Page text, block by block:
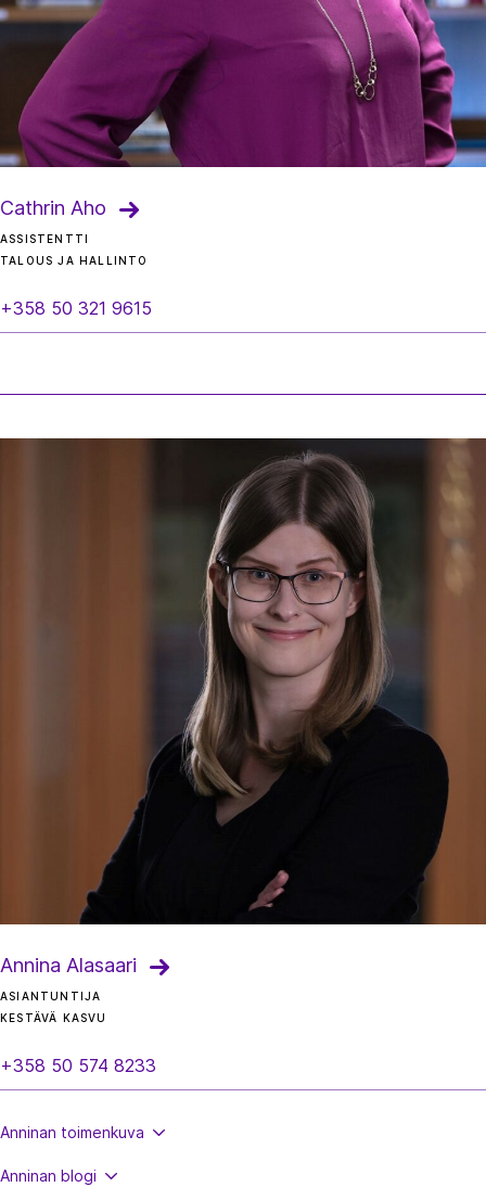
Cathrin Aho
ASSISTENTTI
TALOUS JA HALLINTO
+358 50 321 9615
Annina Alasaari
ASIANTUNTIJA
KESTÄVÄ KASVU
+358 50 574 8233
Anninan toimenkuva
Anninan blogi